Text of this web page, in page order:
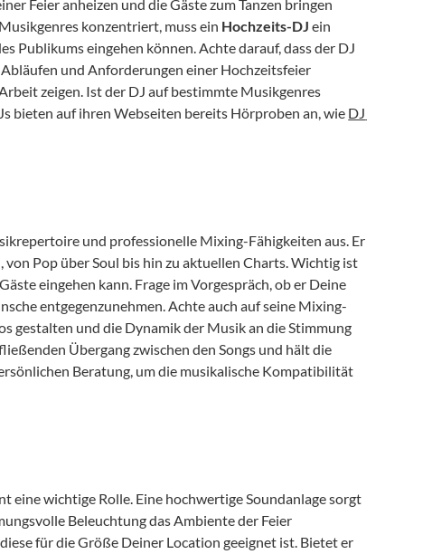
Feier anheizen und die Gäste zum Tanzen bringen
konzentriert, muss ein Hochzeits-DJ ein
Publikums eingehen können. Achte darauf, dass der DJ
und Anforderungen einer Hochzeitsfeier
zeigen. Ist der DJ auf bestimmte Musikgenres
bieten auf ihren Webseiten bereits Hörproben an, wie DJ
und professionelle Mixing-Fähigkeiten aus. Er
Pop über Soul bis hin zu aktuellen Charts. Wichtig ist
eingehen kann. Frage im Vorgespräch, ob er Deine
entgegenzunehmen. Achte auch auf seine Mixing-
gestalten und die Dynamik der Musik an die Stimmung
Übergang zwischen den Songs und hält die
Beratung, um die musikalische Kompatibilität
eine wichtige Rolle. Eine hochwertige Soundanlage sorgt
Beleuchtung das Ambiente der Feier
für die Größe Deiner Location geeignet ist. Bietet er